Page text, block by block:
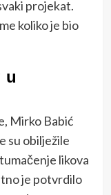
projekat.
koliko je bio
u
Mirko Babić
su obilježile
likova
je potvrdilo